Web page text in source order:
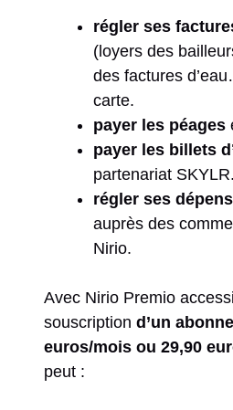
régler ses
(loyers des
des factures
carte.
payer les péages
payer les billets
partenariat SKYLR.
régler ses
auprès des
Nirio.
Avec Nirio Premio
souscription d’un
euros/mois ou 29,90
peut :